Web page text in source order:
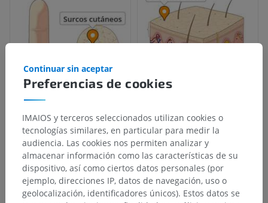
Jerarquía anatómica
Anatomía humana 2
Preferencias de cookies
Continuar sin aceptar
IMAIOS y terceros seleccionados utilizan cookies o
tecnologías similares, en particular para medir la
audiencia. Las cookies nos permiten analizar y
almacenar información como las características de su
dispositivo, así como ciertos datos personales (por
ejemplo, direcciones IP, datos de navegación, uso o
geolocalización, identificadores únicos). Estos datos se